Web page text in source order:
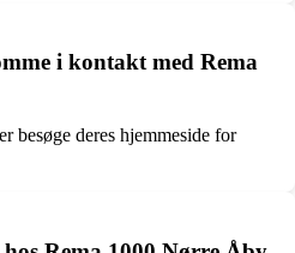
i kontakt med Rema
besøge deres hjemmeside for